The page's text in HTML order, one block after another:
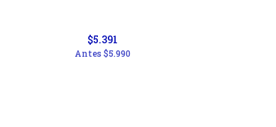
$5.391
Antes$5.990